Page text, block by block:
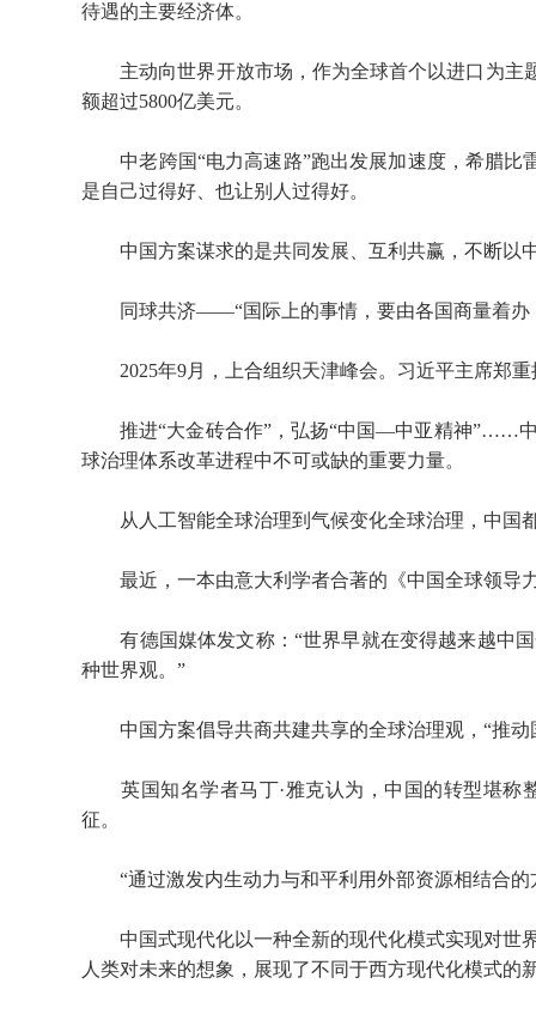
待遇的主要经济体。
主动向世界开放市场，作为全球首个以进口为主
额超过5800亿美元。
中老跨国“电力高速路”跑出发展加速度，希腊比
是自己过得好、也让别人过得好。
中国方案谋求的是共同发展、互利共赢，不断以
同球共济——“国际上的事情，要由各国商量着办
2025年9月，上合组织天津峰会。习近平主席郑重
推进“大金砖合作”，弘扬“中国—中亚精神”……中
球治理体系改革进程中不可或缺的重要力量。
从人工智能全球治理到气候变化全球治理，中国
最近，一本由意大利学者合著的《中国全球领导
有德国媒体发文称：“世界早就在变得越来越中国
种世界观。”
中国方案倡导共商共建共享的全球治理观，“推动
英国知名学者马丁·雅克认为，中国的转型堪称
征。
“通过激发内生动力与和平利用外部资源相结合的
中国式现代化以一种全新的现代化模式实现对世
人类对未来的想象，展现了不同于西方现代化模式的